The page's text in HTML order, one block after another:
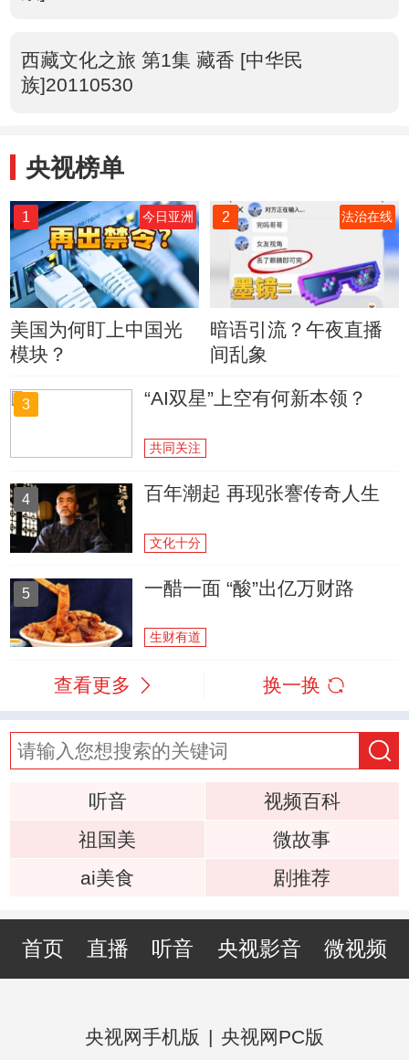
西藏文化之旅 第1集 藏香 [中华民
族]20110530
央视榜单
1 今日亚洲
美国为何盯上中国光
模块？
2 法治在线
暗语引流？午夜直播
间乱象
3 “AI双星”上空有何新本领？
共同关注
4 百年潮起 再现张謇传奇人生
文化十分
5 一醋一面 “酸”出亿万财路
生财有道
查看更多 换一换
听音
视频百科
祖国美
微故事
ai美食
剧推荐
首页 直播 听音 央视影音 微视频
央视网手机版 | 央视网PC版